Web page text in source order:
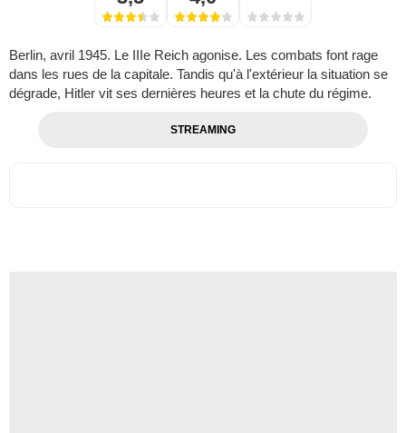
Berlin, avril 1945. Le IIIe Reich agonise. Les combats font rage
dans les rues de la capitale. Tandis qu'à l'extérieur la situation se
dégrade, Hitler vit ses dernières heures et la chute du régime.
STREAMING